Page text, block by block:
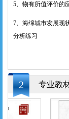
5、物有所值评价的
7、海绵城市发展现
分析练习
2 专业教